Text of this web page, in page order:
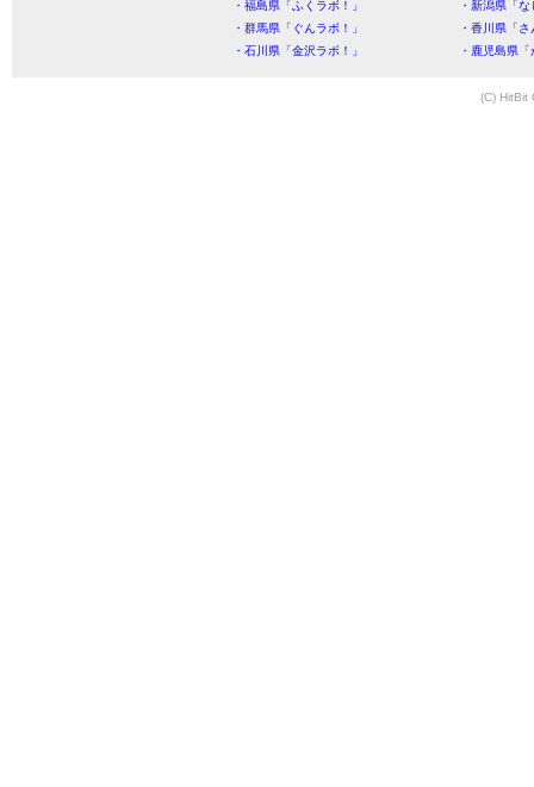
・福島県「ふくラボ！」
・新潟県「
・群馬県「ぐんラボ！」
・香川県「
・石川県「金沢ラボ！」
・鹿児島県
(C) HitBit